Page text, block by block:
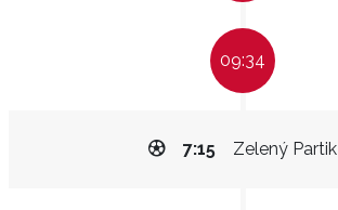
09:34
Zelený Partik
7:15